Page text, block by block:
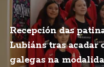
Recepción das
Lubiáns tras acadar
galegas na